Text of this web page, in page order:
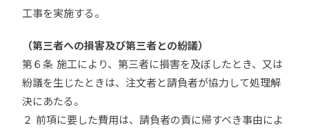
工事を実施する。
（第三者への損害及び第三者との紛議）
第６条 施工により、第三者に損害を及ぼしたとき、又は
紛議を生じたときは、注文者と請負者が協力して処理解
決にあたる。
２ 前項に要した費用は、請負者の責に帰すべき事由によ